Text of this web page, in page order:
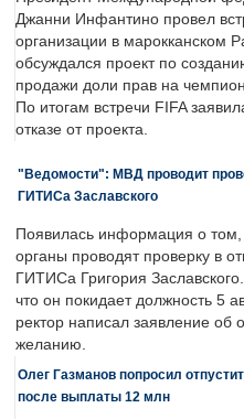
Джанни Инфантино провел
организации в марокканском
обсуждался проект по
продажи доли прав на
По итогам встречи FIFA
отказе от проекта.
"Ведомости": МВД проводит
ГИТИСа Заславского
Появилась информация о том,
органы проводят проверку в
ГИТИСа Григория
что он покидает должность 5
ректор написал заявление об
желанию.
Олег Газманов попросил
после выплаты 12 млн